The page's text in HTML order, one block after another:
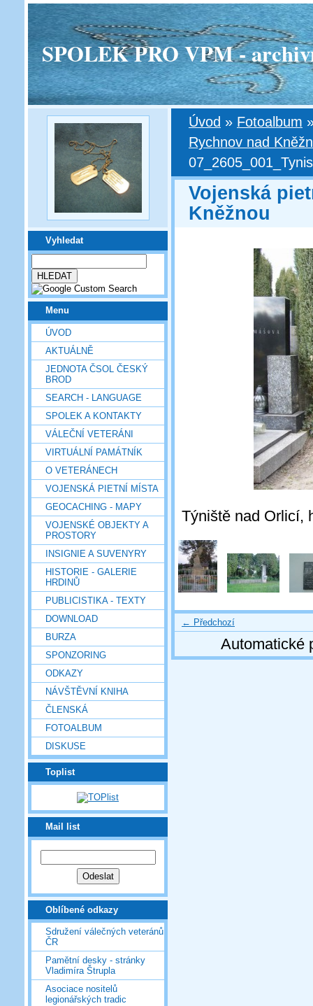
SPOLEK PRO VPM -
Vyhledat
Menu
ÚVOD
AKTUÁLNĚ
JEDNOTA ČSOL ČESKÝ
BROD
SEARCH - LANGUAGE
SPOLEK A KONTAKTY
VÁLEČNÍ VETERÁNI
VIRTUÁLNÍ PAMÁTNÍK
O VETERÁNECH
VOJENSKÁ PIETNÍ MÍSTA
GEOCACHING - MAPY
VOJENSKÉ OBJEKTY A
PROSTORY
INSIGNIE A SUVENYRY
HISTORIE - GALERIE
HRDINŮ
PUBLICISTIKA - TEXTY
DOWNLOAD
BURZA
SPONZORING
ODKAZY
NÁVŠTĚVNÍ KNIHA
ČLENSKÁ
FOTOALBUM
DISKUSE
Toplist
Mail list
Oblíbené odkazy
Sdružení válečných veteránů
ČR
Pamětní desky - stránky
Vladimíra Štrupla
Asociace nositelů
legionářských tradic
Úvod » Fotoalbum
Rychnov nad
Vojenská
Kněžnou
Týniště nad Orlicí,
← Předchozí
Automatické